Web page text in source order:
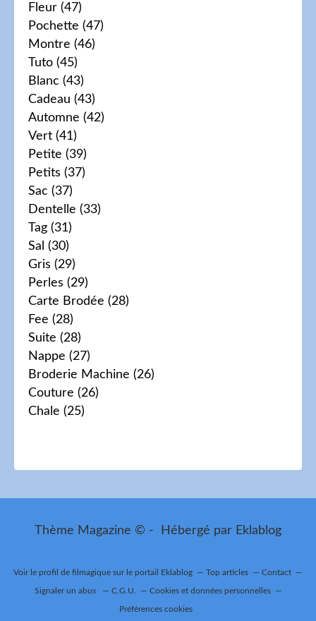
Fleur (47)
Pochette (47)
Montre (46)
Tuto (45)
Blanc (43)
Cadeau (43)
Automne (42)
Vert (41)
Petite (39)
Petits (37)
Sac (37)
Dentelle (33)
Tag (31)
Sal (30)
Gris (29)
Perles (29)
Carte Brodée (28)
Fee (28)
Suite (28)
Nappe (27)
Broderie Machine (26)
Couture (26)
Chale (25)
Thème Magazine © - Hébergé par Eklablog
Voir le profil de filmagique sur le portail Eklablog Top articles Contact
Signaler un abus C.G.U. Cookies et données personnelles
Préférences cookies